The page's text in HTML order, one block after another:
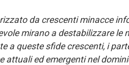
da crescenti minacce
mirano a destabilizzare le
a queste sfide crescenti, i
attuali ed emergenti nel